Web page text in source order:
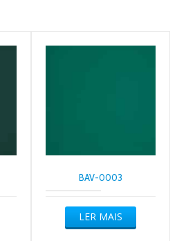
BAV-0003
LER MAIS